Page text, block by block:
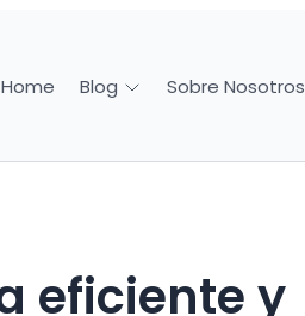
Home Blog Sobre Nosotros